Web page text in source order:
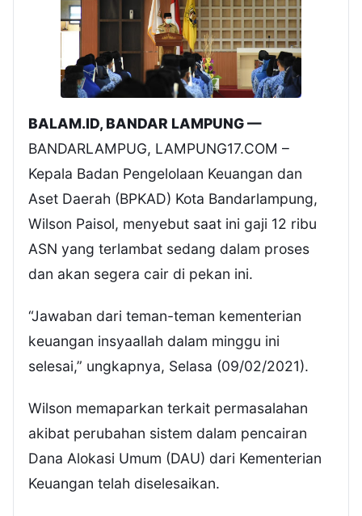
BALAM.ID, BANDAR LAMPUNG —
BANDARLAMPUG, LAMPUNG17.COM –
Kepala Badan Pengelolaan Keuangan dan
Aset Daerah (BPKAD) Kota Bandarlampung,
Wilson Paisol, menyebut saat ini gaji 12 ribu
ASN yang terlambat sedang dalam proses
dan akan segera cair di pekan ini.
“Jawaban dari teman-teman kementerian
keuangan insyaallah dalam minggu ini
selesai,” ungkapnya, Selasa (09/02/2021).
Wilson memaparkan terkait permasalahan
akibat perubahan sistem dalam pencairan
Dana Alokasi Umum (DAU) dari Kementerian
Keuangan telah diselesaikan.